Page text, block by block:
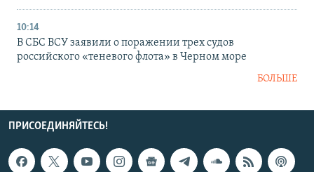
10:14
В СБС ВСУ заявили о поражении трех судов
российского «теневого флота» в Черном море
БОЛЬШЕ
ПРИСОЕДИНЯЙТЕСЬ!